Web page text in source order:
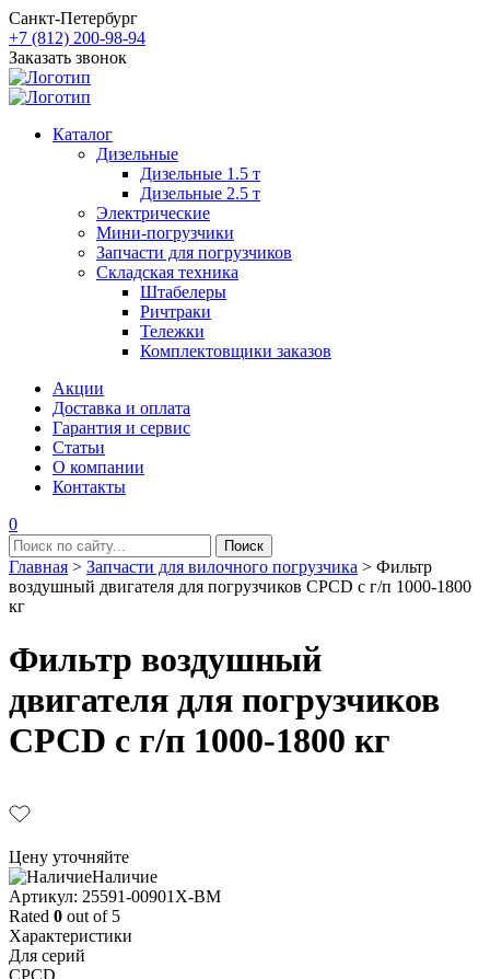
Санкт-Петербург
+7 (812) 200-98-94
Заказать звонок
Каталог
Дизельные
Дизельные 1.5 т
Дизельные 2.5 т
Электрические
Мини-погрузчики
Запчасти для погрузчиков
Складская техника
Штабелеры
Ричтраки
Тележки
Комплектовщики заказов
Акции
Доставка и оплата
Гарантия и сервис
Статьи
О компании
Контакты
0
Главная > Запчасти для вилочного погрузчика > Фильтр
воздушный двигателя для погрузчиков CPCD с г/п 1000-1800
кг
Фильтр воздушный
двигателя для погрузчиков
CPCD с г/п 1000-1800 кг
Цену уточняйте
Наличие
Aртикул: 25591-00901X-BM
Rated 0 out of 5
Характеристики
Для серий
CPCD